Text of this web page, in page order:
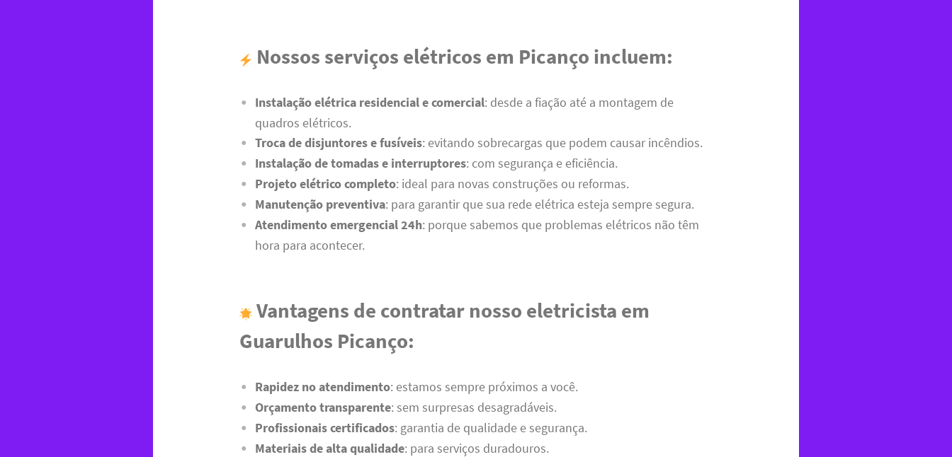
Nossos serviços elétricos em Picanço incluem:
Instalação elétrica residencial e comercial: desde a fiação até a montagem de
quadros elétricos.
Troca de disjuntores e fusíveis: evitando sobrecargas que podem causar incêndios.
Instalação de tomadas e interruptores: com segurança e eficiência.
Projeto elétrico completo: ideal para novas construções ou reformas.
Manutenção preventiva: para garantir que sua rede elétrica esteja sempre segura.
Atendimento emergencial 24h: porque sabemos que problemas elétricos não têm
hora para acontecer.
Vantagens de contratar nosso eletricista em
Guarulhos Picanço:
Rapidez no atendimento: estamos sempre próximos a você.
Orçamento transparente: sem surpresas desagradáveis.
Profissionais certificados: garantia de qualidade e segurança.
Materiais de alta qualidade: para serviços duradouros.